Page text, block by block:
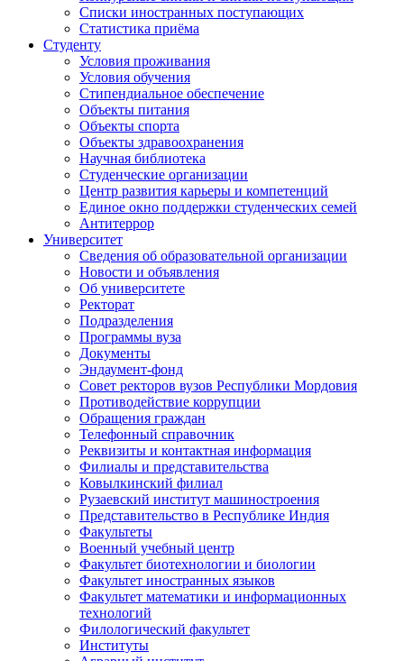
Списки иностранных поступающих
Статистика приёма
Студенту
Условия проживания
Условия обучения
Стипендиальное обеспечение
Объекты питания
Объекты спорта
Объекты здравоохранения
Научная библиотека
Студенческие организации
Центр развития карьеры и компетенций
Единое окно поддержки студенческих семей
Антитеррор
Университет
Сведения об образовательной организации
Новости и объявления
Об университете
Ректорат
Подразделения
Программы вуза
Документы
Эндаумент-фонд
Совет ректоров вузов Республики Мордовия
Противодействие коррупции
Обращения граждан
Телефонный справочник
Реквизиты и контактная информация
Филиалы и представительства
Ковылкинский филиал
Рузаевский институт машиностроения
Представительство в Республике Индия
Факультеты
Военный учебный центр
Факультет биотехнологии и биологии
Факультет иностранных языков
Факультет математики и информационных
технологий
Филологический факультет
Институты